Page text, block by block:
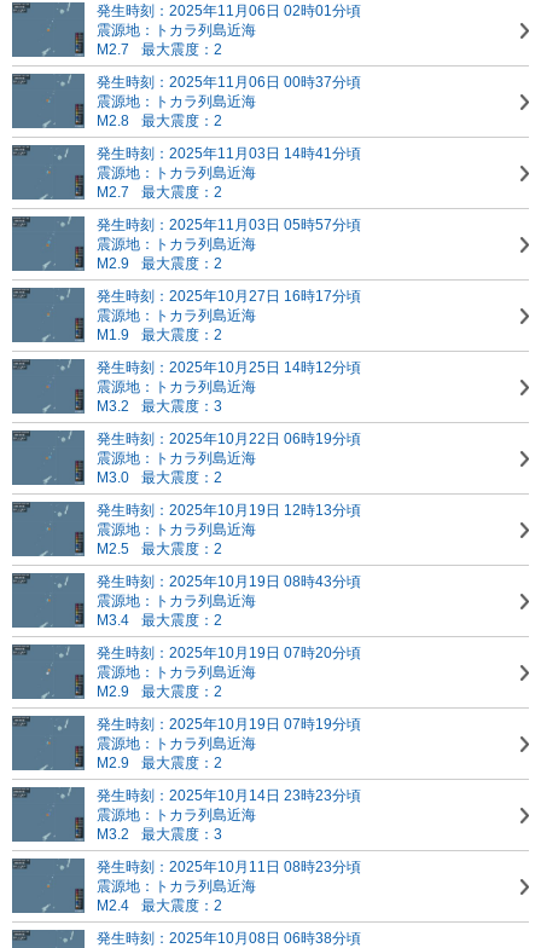
発生時刻：2025年11月06日 02時01分頃
震源地：トカラ列島近海
M2.7
最大震度：2
発生時刻：2025年11月06日 00時37分頃
震源地：トカラ列島近海
M2.8
最大震度：2
発生時刻：2025年11月03日 14時41分頃
震源地：トカラ列島近海
M2.7
最大震度：2
発生時刻：2025年11月03日 05時57分頃
震源地：トカラ列島近海
M2.9
最大震度：2
発生時刻：2025年10月27日 16時17分頃
震源地：トカラ列島近海
M1.9
最大震度：2
発生時刻：2025年10月25日 14時12分頃
震源地：トカラ列島近海
M3.2
最大震度：3
発生時刻：2025年10月22日 06時19分頃
震源地：トカラ列島近海
M3.0
最大震度：2
発生時刻：2025年10月19日 12時13分頃
震源地：トカラ列島近海
M2.5
最大震度：2
発生時刻：2025年10月19日 08時43分頃
震源地：トカラ列島近海
M3.4
最大震度：2
発生時刻：2025年10月19日 07時20分頃
震源地：トカラ列島近海
M2.9
最大震度：2
発生時刻：2025年10月19日 07時19分頃
震源地：トカラ列島近海
M2.9
最大震度：2
発生時刻：2025年10月14日 23時23分頃
震源地：トカラ列島近海
M3.2
最大震度：3
発生時刻：2025年10月11日 08時23分頃
震源地：トカラ列島近海
M2.4
最大震度：2
発生時刻：2025年10月08日 06時38分頃